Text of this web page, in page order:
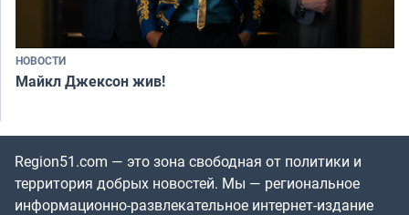
НОВОСТИ
Майкл Джексон жив!
Region51.com — это зона свободная от политики и
территория добрых новостей. Мы — региональное
информационно-развлекательное интернет-издание